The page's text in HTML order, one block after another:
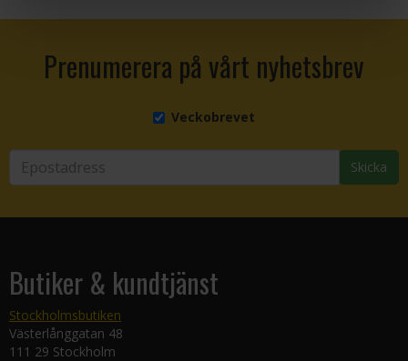
Prenumerera på vårt nyhetsbrev
Veckobrevet
Skicka
Butiker & kundtjänst
Stockholmsbutiken
Västerlånggatan 48
111 29 Stockholm